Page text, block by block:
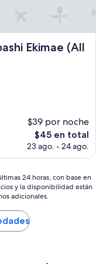
Ekimae (All
(All Rooms Non\-
$39 por noche
El
precio
de
$45
$45 en total
23 ago. - 24 ago.
24 horas, con base en
y la disponibilidad están
adicionales.